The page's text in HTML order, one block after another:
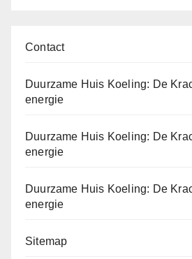
Contact
Duurzame Huis Koeling: De
energie
Duurzame Huis Koeling: De
energie
Duurzame Huis Koeling: De
energie
Sitemap